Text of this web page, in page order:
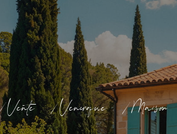
Vente Venerque Maison